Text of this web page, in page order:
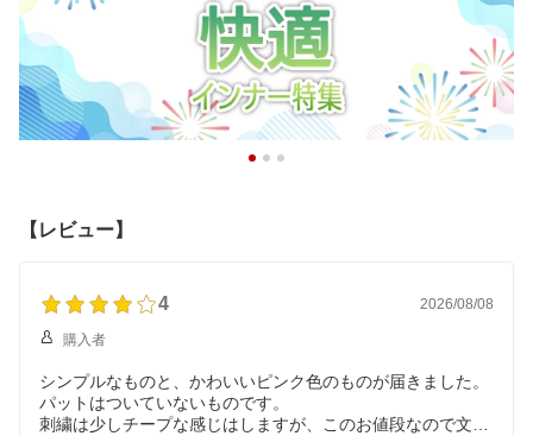
【レビュー】
4 2026/08/08
購入者
シンプルなものと、かわいいピンク色のものが届きました。
パットはついていないものです。
刺繍は少しチープな感じはしますが、このお値段なので文句